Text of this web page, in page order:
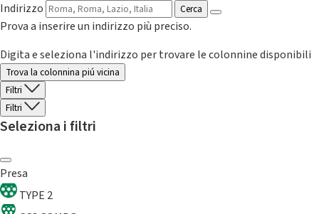
Indirizzo
Cerca
Prova a inserire un indirizzo più preciso.
Digita e seleziona l'indirizzo per trovare le colonnine disponibili
Trova la colonnina piú vicina
Filtri
Filtri
Seleziona i filtri
Presa
TYPE 2